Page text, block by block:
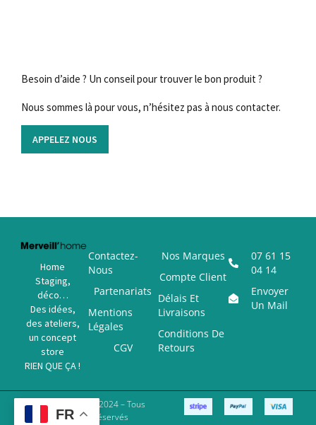
Besoin d’aide ? Un conseil pour trouver le bon produit ?
Nous sommes là pour vous, n’hésitez pas à nous contacter.
APPELEZ NOUS
Home
Staging,
déco…
Des idées,
des ateliers,
un concept
store
RIEN QUE ÇA !
Contactez-
Nous
Partenariats
Mentions
Légales
CGV
Nos Marques
Compte Client
Délais Et
Livraisons
Conditions De
Retours
07 61 15
04 14
Envoyer
Un Mail
Copyright © 2024 – Tous
Droits Réservés
FR